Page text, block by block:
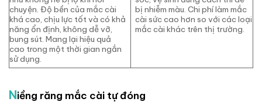
chuyện. Độ bền của mắc cài
khá cao, chịu lực tốt và có khả
năng ổn định, không dễ vỡ,
bung sút. Mang lại hiệu quả
cao trong một thời gian ngắn
sử dụng.
bị nhiễm màu. Chi phí làm mắc
cài sức cao hơn so với các loại
mắc cài khác trên thị trường.
Niềng răng mắc cài tự đóng